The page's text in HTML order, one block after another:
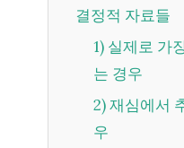
결정적 자료들
1) 실제로 가장 많은 사례로 재심을 받
는 경우
2) 재심에서 추가로 고려되어 지는 경
우